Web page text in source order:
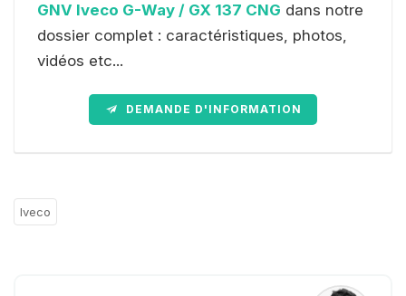
GNV Iveco G-Way / GX 137 CNG dans notre
dossier complet : caractéristiques, photos,
vidéos etc...
DEMANDE D'INFORMATION
Iveco